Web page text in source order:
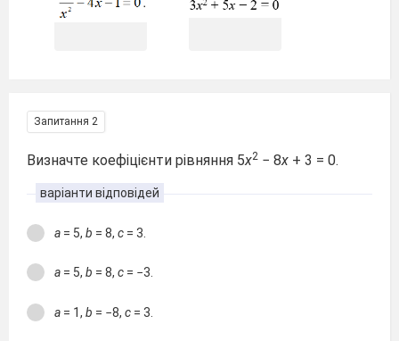
Запитання 2
Визначте коефіцієнти рівняння 5x2 − 8x + 3 = 0.
варіанти відповідей
a = 5, b = 8, с = 3.
a = 5, b = 8, с = −3.
a = 1, b = −8, с = 3.